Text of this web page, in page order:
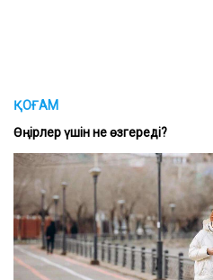
ҚОҒАМ
Өңірлер үшін не өзгереді?